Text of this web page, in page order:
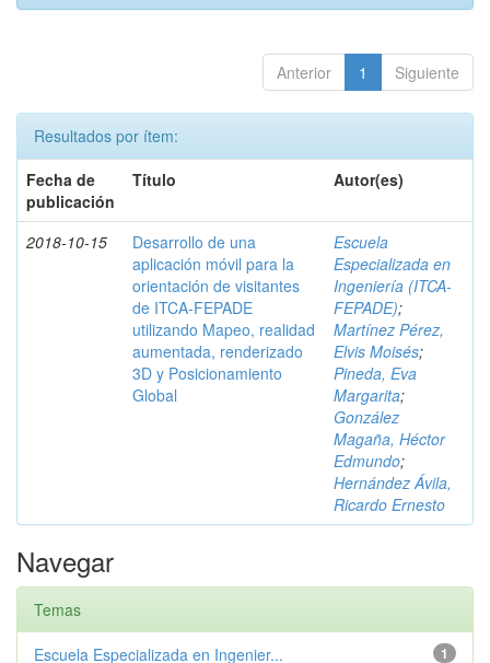
Anterior 1 Siguiente
Resultados por ítem:
Fecha de
publicación
Título Autor(es)
2018-10-15
Desarrollo de una
aplicación móvil para la
orientación de visitantes
de ITCA-FEPADE
utilizando Mapeo, realidad
aumentada, renderizado
3D y Posicionamiento
Global
Escuela
Especializada en
Ingeniería (ITCA-
FEPADE);
Martínez Pérez,
Elvis Moisés;
Pineda, Eva
Margarita;
González
Magaña, Héctor
Edmundo;
Hernández Ávila,
Ricardo Ernesto
Navegar
Temas
1
Escuela Especializada en Ingenier...